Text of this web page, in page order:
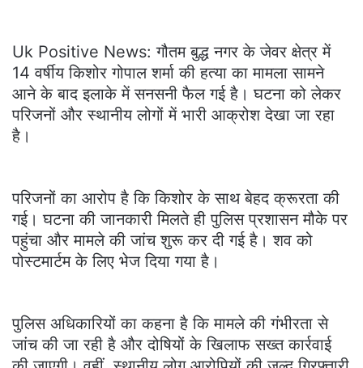
Uk Positive News: गौतम बुद्ध नगर के जेवर क्षेत्र में
14 वर्षीय किशोर गोपाल शर्मा की हत्या का मामला सामने
आने के बाद इलाके में सनसनी फैल गई है। घटना को लेकर
परिजनों और स्थानीय लोगों में भारी आक्रोश देखा जा रहा
है।
परिजनों का आरोप है कि किशोर के साथ बेहद क्रूरता की
गई। घटना की जानकारी मिलते ही पुलिस प्रशासन मौके पर
पहुंचा और मामले की जांच शुरू कर दी गई है। शव को
पोस्टमार्टम के लिए भेज दिया गया है।
पुलिस अधिकारियों का कहना है कि मामले की गंभीरता से
जांच की जा रही है और दोषियों के खिलाफ सख्त कार्रवाई